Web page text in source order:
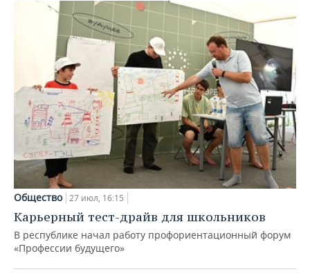
Общество 27 июл, 16:15
Карьерный тест-драйв для школьников
В республике начал работу профориентационный форум
«Профессии будущего»